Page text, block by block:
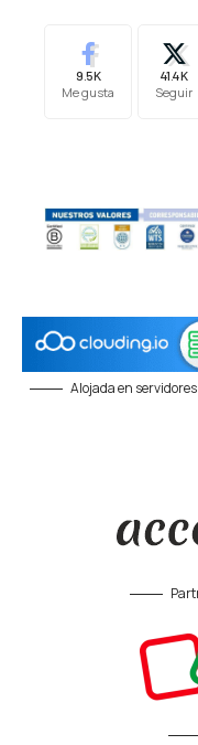
9.5K
Me gusta
41.4K
Seguir
Alojada en